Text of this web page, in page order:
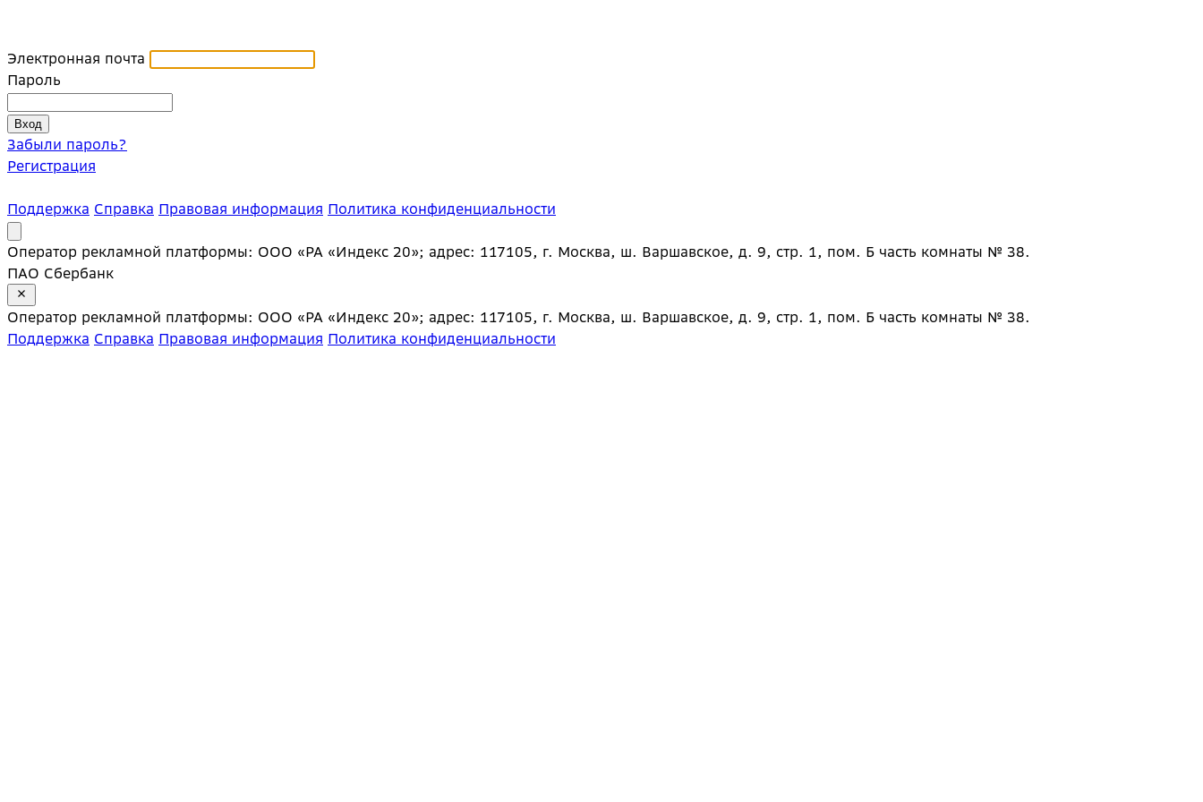
Электронная почта
Пароль
Забыли пароль?
Регистрация
Поддержка Справка Правовая информация Политика конфиденциальности
Оператор рекламной платформы: ООО «РА «Индекс 20»; адрес: 117105, г. Москва, ш. Варшавское, д. 9, стр. 1, пом. Б часть комнаты № 38.
ПАО Сбербанк
Оператор рекламной платформы: ООО «РА «Индекс 20»; адрес: 117105, г. Москва, ш. Варшавское, д. 9, стр. 1, пом. Б часть комнаты № 38.
Поддержка Справка Правовая информация Политика конфиденциальности